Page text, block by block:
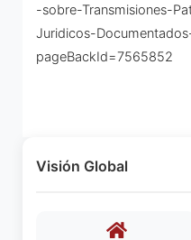
-sobre-Transmisiones-
Juridicos-
pageBackId=7565852
Visión Global